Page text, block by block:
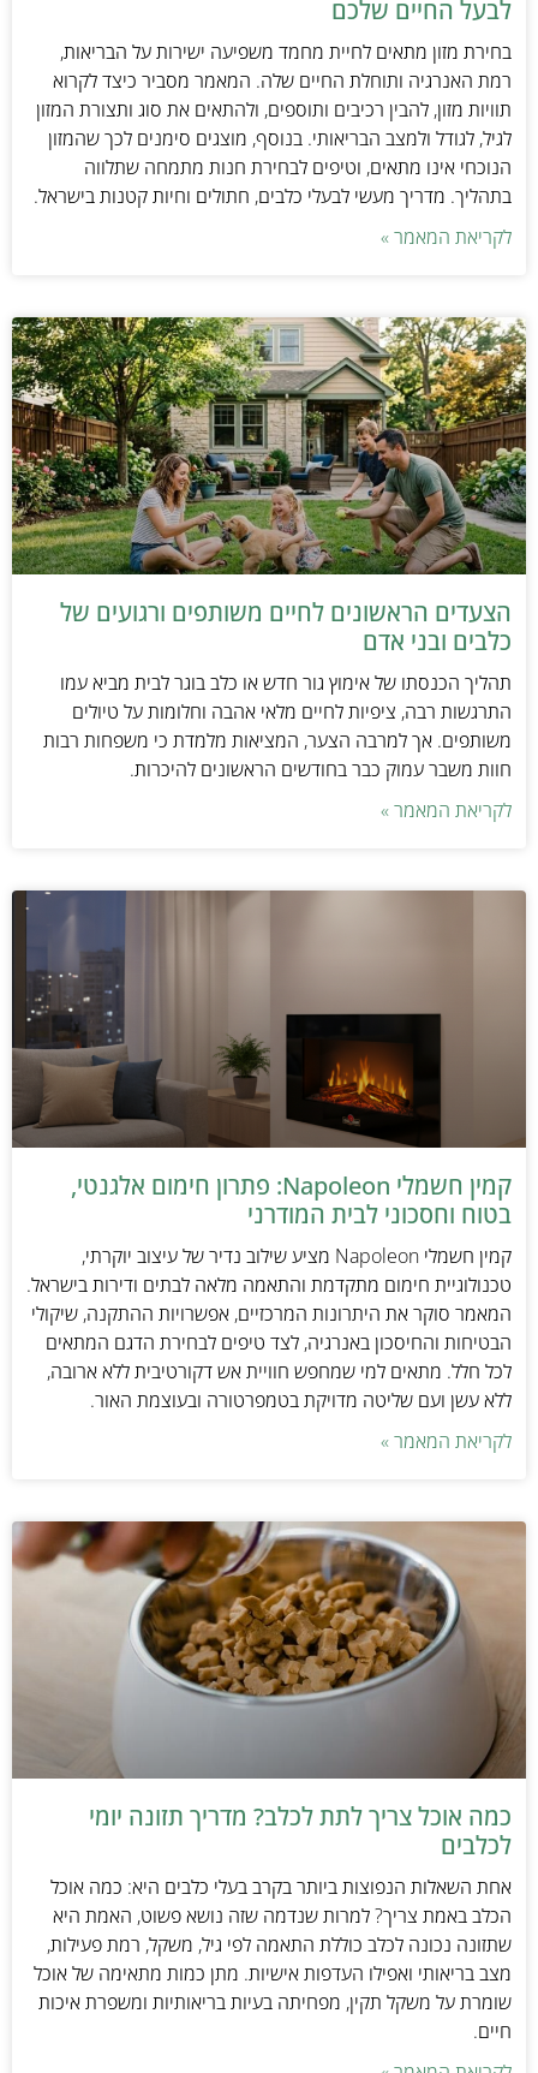
לבעל החיים שלכם
בחירת מזון מתאים לחיית מחמד משפיעה ישירות על הבריאות,
רמת האנרגיה ותוחלת החיים שלה. המאמר מסביר כיצד לקרוא
תוויות מזון, להבין רכיבים ותוספים, ולהתאים את סוג ותצורת המזון
לגיל, לגודל ולמצב הבריאותי. בנוסף, מוצגים סימנים לכך שהמזון
הנוכחי אינו מתאים, וטיפים לבחירת חנות מתמחה שתלווה
בתהליך. מדריך מעשי לבעלי כלבים, חתולים וחיות קטנות בישראל.
לקריאת המאמר »
הצעדים הראשונים לחיים משותפים ורגועים של
כלבים ובני אדם
תהליך הכנסתו של אימוץ גור חדש או כלב בוגר לבית מביא עמו
התרגשות רבה, ציפיות לחיים מלאי אהבה וחלומות על טיולים
משותפים. אך למרבה הצער, המציאות מלמדת כי משפחות רבות
חוות משבר עמוק כבר בחודשים הראשונים להיכרות.
לקריאת המאמר »
קמין חשמלי Napoleon: פתרון חימום אלגנטי,
בטוח וחסכוני לבית המודרני
קמין חשמלי Napoleon מציע שילוב נדיר של עיצוב יוקרתי,
טכנולוגיית חימום מתקדמת והתאמה מלאה לבתים ודירות בישראל.
המאמר סוקר את היתרונות המרכזיים, אפשרויות ההתקנה, שיקולי
הבטיחות והחיסכון באנרגיה, לצד טיפים לבחירת הדגם המתאים
לכל חלל. מתאים למי שמחפש חוויית אש דקורטיבית ללא ארובה,
ללא עשן ועם שליטה מדויקת בטמפרטורה ובעוצמת האור.
לקריאת המאמר »
כמה אוכל צריך לתת לכלב? מדריך תזונה יומי
לכלבים
אחת השאלות הנפוצות ביותר בקרב בעלי כלבים היא: כמה אוכל
הכלב באמת צריך? למרות שנדמה שזה נושא פשוט, האמת היא
שתזונה נכונה לכלב כוללת התאמה לפי גיל, משקל, רמת פעילות,
מצב בריאותי ואפילו העדפות אישיות. מתן כמות מתאימה של אוכל
שומרת על משקל תקין, מפחיתה בעיות בריאותיות ומשפרת איכות
חיים.